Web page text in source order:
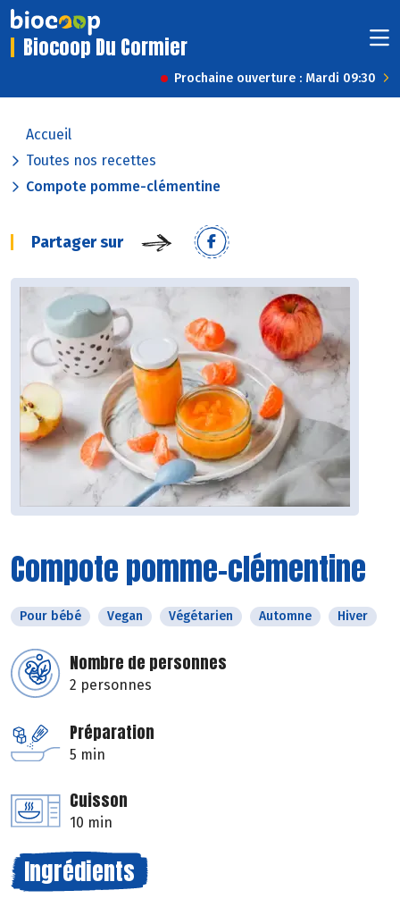
Biocoop Du Cormier
Prochaine ouverture : Mardi 09:30
Accueil
Toutes nos recettes
Compote pomme-clémentine
Partager sur
Compote pomme-clémentine
Pour bébé Vegan Végétarien Automne Hiver
Nombre de personnes
2 personnes
Préparation
5 min
Cuisson
10 min
Ingrédients